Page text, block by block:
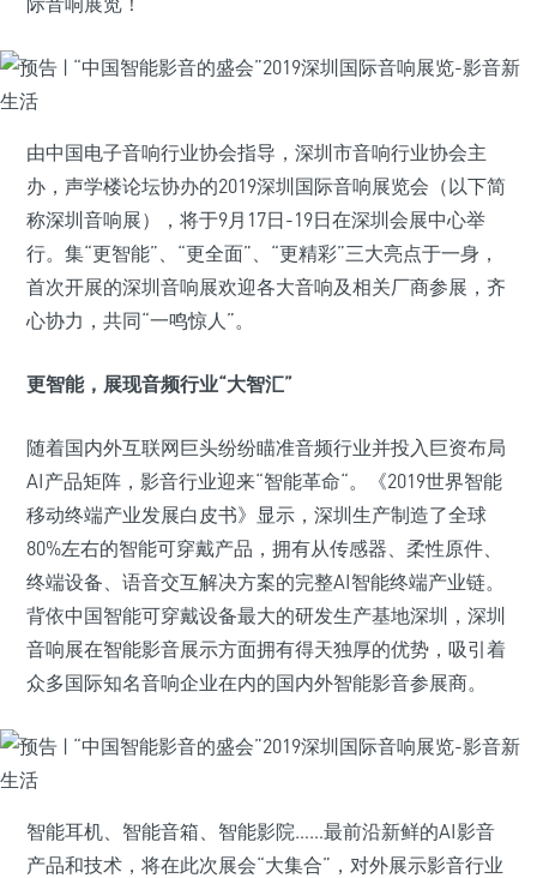
由中国电子音响行业协会指导，深圳市音响行业协会主
办，声学楼论坛协办的2019深圳国际音响展览会（以下简
称深圳音响展），将于9月17日-19日在深圳会展中心举
行。集“更智能”、“更全面”、“更精彩”三大亮点于一身，
首次开展的深圳音响展欢迎各大音响及相关厂商参展，齐
心协力，共同“一鸣惊人”。
更智能，展现音频行业“大智汇”
随着国内外互联网巨头纷纷瞄准音频行业并投入巨资布局
AI产品矩阵，影音行业迎来“智能革命“。《2019世界智能
移动终端产业发展白皮书》显示，深圳生产制造了全球
80%左右的智能可穿戴产品，拥有从传感器、柔性原件、
终端设备、语音交互解决方案的完整AI智能终端产业链。
背依中国智能可穿戴设备最大的研发生产基地深圳，深圳
音响展在智能影音展示方面拥有得天独厚的优势，吸引着
众多国际知名音响企业在内的国内外智能影音参展商。
智能耳机、智能音箱、智能影院……最前沿新鲜的AI影音
产品和技术，将在此次展会“大集合”，对外展示影音行业